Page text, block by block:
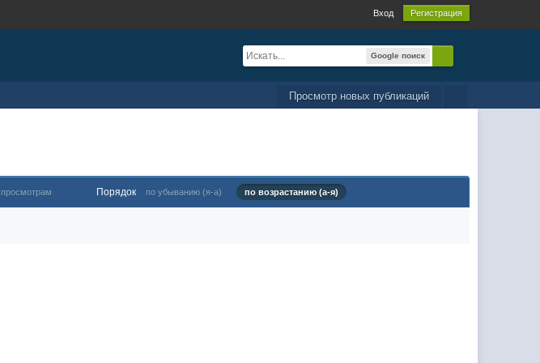
Вход Регистрация
Google поиск
Просмотр новых публикаций
просмотрам Порядок по убыванию (я-а) по возрастанию (а-я)